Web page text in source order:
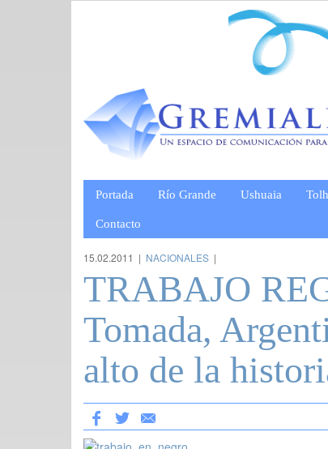
Portada Río Grande Ushuaia
Contacto
15.02.2011 | NACIONALES |
TRABAJO
Tomada,
alto de la